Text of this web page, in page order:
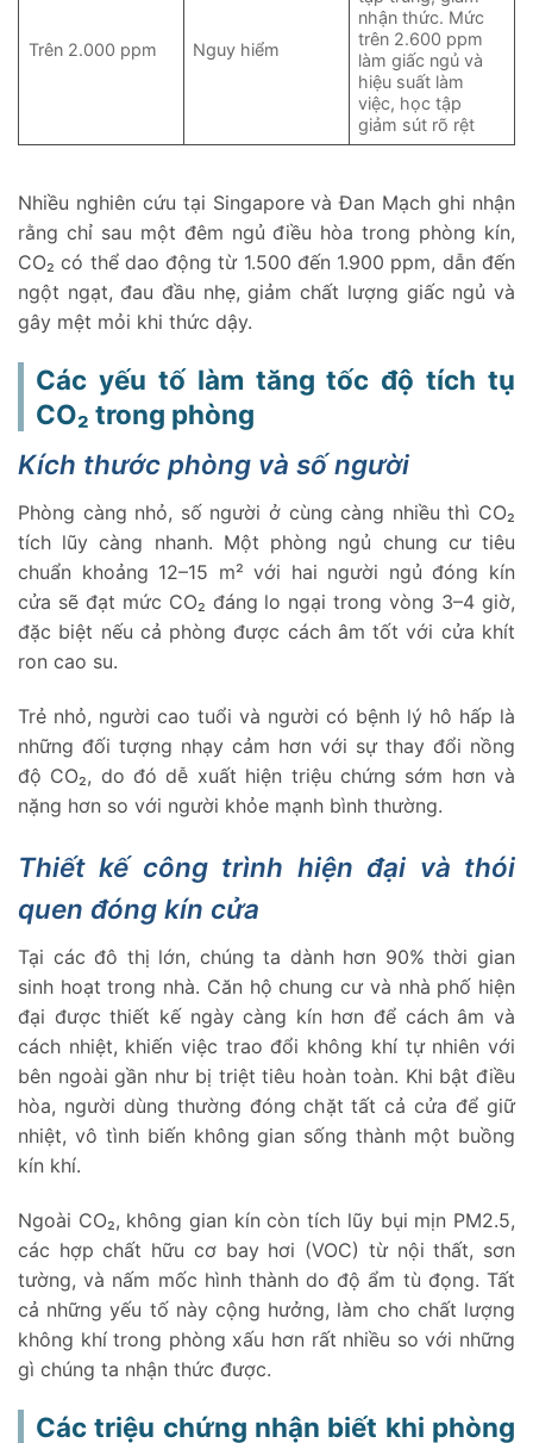
Trên 2.000 ppm Nguy hiểm
nhận thức. Mức
trên 2.600 ppm
làm giấc ngủ và
hiệu suất làm
việc, học tập
giảm sút rõ rệt
Nhiều nghiên cứu tại Singapore và Đan Mạch ghi nhận
rằng chỉ sau một đêm ngủ điều hòa trong phòng kín,
CO₂ có thể dao động từ 1.500 đến 1.900 ppm, dẫn đến
ngột ngạt, đau đầu nhẹ, giảm chất lượng giấc ngủ và
gây mệt mỏi khi thức dậy.
Các yếu tố làm tăng tốc độ tích tụ
CO₂ trong phòng
Kích thước phòng và số người
Phòng càng nhỏ, số người ở cùng càng nhiều thì CO₂
tích lũy càng nhanh. Một phòng ngủ chung cư tiêu
chuẩn khoảng 12–15 m² với hai người ngủ đóng kín
cửa sẽ đạt mức CO₂ đáng lo ngại trong vòng 3–4 giờ,
đặc biệt nếu cả phòng được cách âm tốt với cửa khít
ron cao su.
Trẻ nhỏ, người cao tuổi và người có bệnh lý hô hấp là
những đối tượng nhạy cảm hơn với sự thay đổi nồng
độ CO₂, do đó dễ xuất hiện triệu chứng sớm hơn và
nặng hơn so với người khỏe mạnh bình thường.
Thiết kế công trình hiện đại và thói
quen đóng kín cửa
Tại các đô thị lớn, chúng ta dành hơn 90% thời gian
sinh hoạt trong nhà. Căn hộ chung cư và nhà phố hiện
đại được thiết kế ngày càng kín hơn để cách âm và
cách nhiệt, khiến việc trao đổi không khí tự nhiên với
bên ngoài gần như bị triệt tiêu hoàn toàn. Khi bật điều
hòa, người dùng thường đóng chặt tất cả cửa để giữ
nhiệt, vô tình biến không gian sống thành một buồng
kín khí.
Ngoài CO₂, không gian kín còn tích lũy bụi mịn PM2.5,
các hợp chất hữu cơ bay hơi (VOC) từ nội thất, sơn
tường, và nấm mốc hình thành do độ ẩm tù đọng. Tất
cả những yếu tố này cộng hưởng, làm cho chất lượng
không khí trong phòng xấu hơn rất nhiều so với những
gì chúng ta nhận thức được.
Các triệu chứng nhận biết khi phòng